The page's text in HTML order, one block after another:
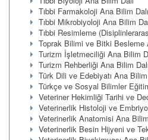
Tıbbi Farmakoloji Ana Bilim Dalı
Tıbbi Mikrobiyoloji Ana Bilim
Tıbbi Resimleme
Toprak Bilimi ve Bitki Besleme
Turizm İşletmeciliği Ana Bilim
Turizm Rehberliği Ana Bilim Dalı
Türk Dili ve Edebiyatı Ana Bilim
Türkçe ve Sosyal Bilimler
Veteriner Hekimliği Tarihi ve
Veterinerlik Histoloji ve
Veterinerlik Anatomisi Ana
Veterinerlik Besin Hijyeni ve